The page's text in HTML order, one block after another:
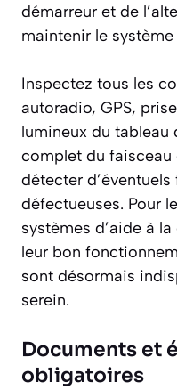
démarreur et de
maintenir le
Inspectez tous les
autoradio, GPS,
lumineux du tableau
complet du
détecter
défectueuses. Pour
systèmes d’aide à
leur bon
sont désormais
serein.
Documents et
obligatoires